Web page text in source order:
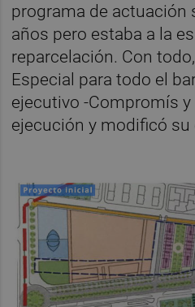
programa de actuación
años pero estaba a la
reparcelación. Con
Especial para todo el
ejecutivo -Compromís y
ejecución y modificó su